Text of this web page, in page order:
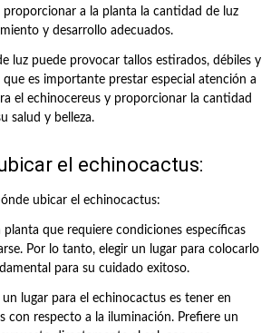
proporcionar a la planta la cantidad de luz
y desarrollo adecuados.
luz puede provocar tallos estirados, débiles y
es importante prestar especial atención a
el echinocereus y proporcionar la cantidad
salud y belleza.
el echinocactus:
planta que requiere condiciones específicas
Por lo tanto, elegir un lugar para colocarlo
para su cuidado exitoso.
un lugar para el echinocactus es tener en
con respecto a la iluminación. Prefiere un